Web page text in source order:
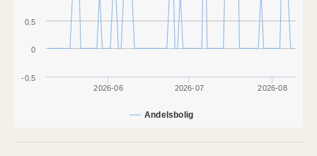
Andelsbolig
2026-06 2026-07 2026-08
-0.5
0
0.5